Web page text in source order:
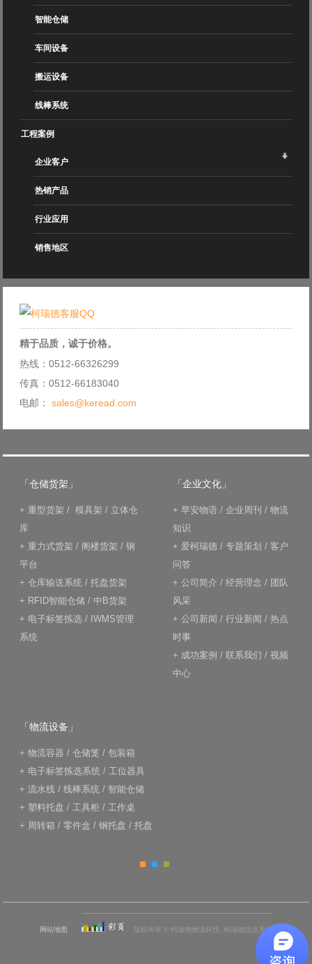
智能仓储
车间设备
搬运设备
线棒系统
工程案例
企业客户
热销产品
行业应用
销售地区
精于品质，诚于价格。
热线：0512-66326299
传真：0512-66183040
电邮： sales@keread.com
「仓储货架」
+ 重型货架 / 模具架 / 立体仓
库
+ 重力式货架 / 阁楼货架 / 钢
平台
+ 仓库输送系统 / 托盘货架
+ RFID智能仓储 / 中B货架
+ 电子标签拣选 / IWMS管理
系统
「企业文化」
+ 早安物语 / 企业周刊 / 物流
知识
+ 爱柯瑞德 / 专题策划 / 客户
问答
+ 公司简介 / 经营理念 / 团队
风采
+ 公司新闻 / 行业新闻 / 热点
时事
+ 成功案例 / 联系我们 / 视频
中心
「物流设备」
+ 物流容器 / 仓储笼 / 包装箱
+ 电子标签拣选系统 / 工位器具
+ 流水线 / 线棒系统 / 智能仓储
+ 塑料托盘 / 工具柜 / 工作桌
+ 周转箱 / 零件盒 / 钢托盘 / 托盘
网站地图 版权所有 © 柯瑞德物流科技, 柯瑞德信息系统